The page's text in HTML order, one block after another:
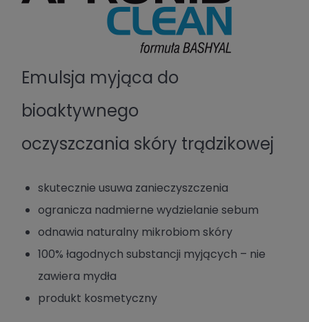
Emulsja myjąca do
bioaktywnego
oczyszczania skóry trądzikowej
skutecznie usuwa zanieczyszczenia
ogranicza nadmierne wydzielanie sebum
odnawia naturalny mikrobiom skóry
100% łagodnych substancji myjących – nie
zawiera mydła
produkt kosmetyczny